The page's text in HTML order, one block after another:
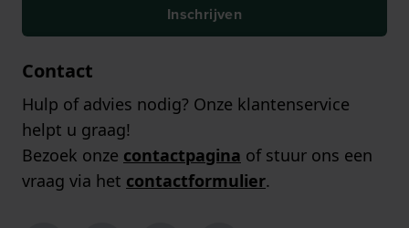
Inschrijven
Contact
Hulp of advies nodig? Onze klantenservice
helpt u graag!
Bezoek onze contactpagina of stuur ons een
vraag via het contactformulier.